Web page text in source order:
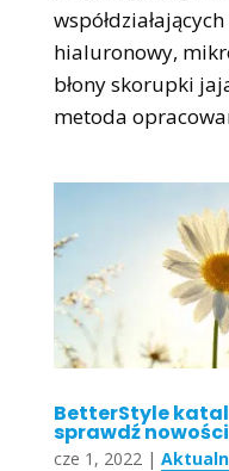
hialuronowy,
błony skorupki
metoda
BetterStyle
sprawdź nowości
cze 1, 2022 |